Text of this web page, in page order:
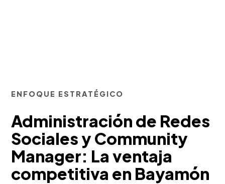
ENFOQUE ESTRATÉGICO
Administración de Redes
Sociales y Community
Manager: La ventaja
competitiva en Bayamón